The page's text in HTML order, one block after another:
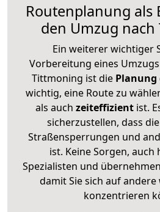
Routenplanung als
den Umzug
Ein weiterer wichtiger
Vorbereitung eines
Tittmoning ist diePlanung
wichtig, eine Route zu
als auch zeiteffizientist.
sicherzustellen, dass
Straßensperrungen und
ist. Keine Sorgen,
Spezialisten und
damit Sie sich auf andere
konzentrieren